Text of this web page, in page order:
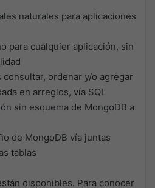
naturales para aplicaciones
para cualquier aplicación, sin
ordenar y/o agregar
en arreglos, vía SQL
sin esquema de MongoDB a
de MongoDB vía juntas
tablas
disponibles. Para conocer